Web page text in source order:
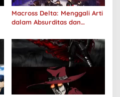
Macross Delta: Menggali Arti
dalam Absurditas dan